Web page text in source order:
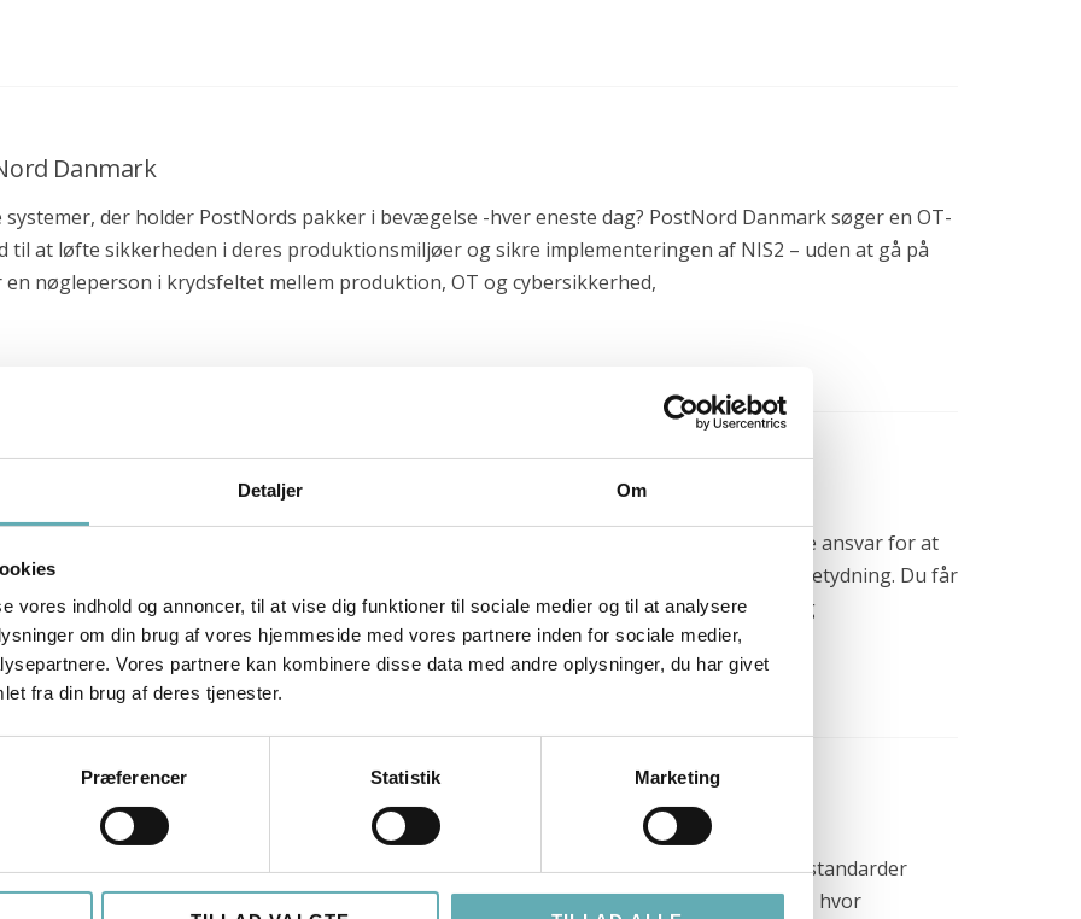
Detaljer Om
vores indhold og annoncer, til at vise dig funktioner til sociale medier og til at analysere
om din brug af vores hjemmeside med vores partnere inden for sociale medier,
Vores partnere kan kombinere disse data med andre oplysninger, du har givet
fra din brug af deres tjenester.
Præferencer Statistik Marketing
Danmark
der holder PostNords pakker i bevægelse -hver eneste dag? PostNord Danmark søger en OT-
at løfte sikkerheden i deres produktionsmiljøer og sikre implementeringen af NIS2 – uden at gå på
nøgleperson i krydsfeltet mellem produktion, OT og cybersikkerhed,
en erfaren og forretningsorienteret Information Security Manager, der kan tage ansvar for at
setup i en international organisation. Rollen er central og har stor strategisk betydning. Du får
og compliance i en virksomhed, hvor området er højt prioriteret og
når man tegner den med firkanter og pile – og at sand indsigt opstår dér, hvor standarder
det hele sammen? Så er det nu du skal slå til. Frederiksberg Kommune står midt i en tid, hvor